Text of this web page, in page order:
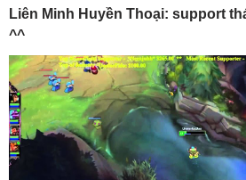
Liên Minh Huyền Thoại: support
^^